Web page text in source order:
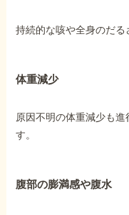
持続的な咳や全身のだる
体重減少
原因不明の体重減少も
す。
腹部の膨満感や腹水